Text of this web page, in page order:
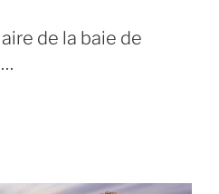
de la baie de